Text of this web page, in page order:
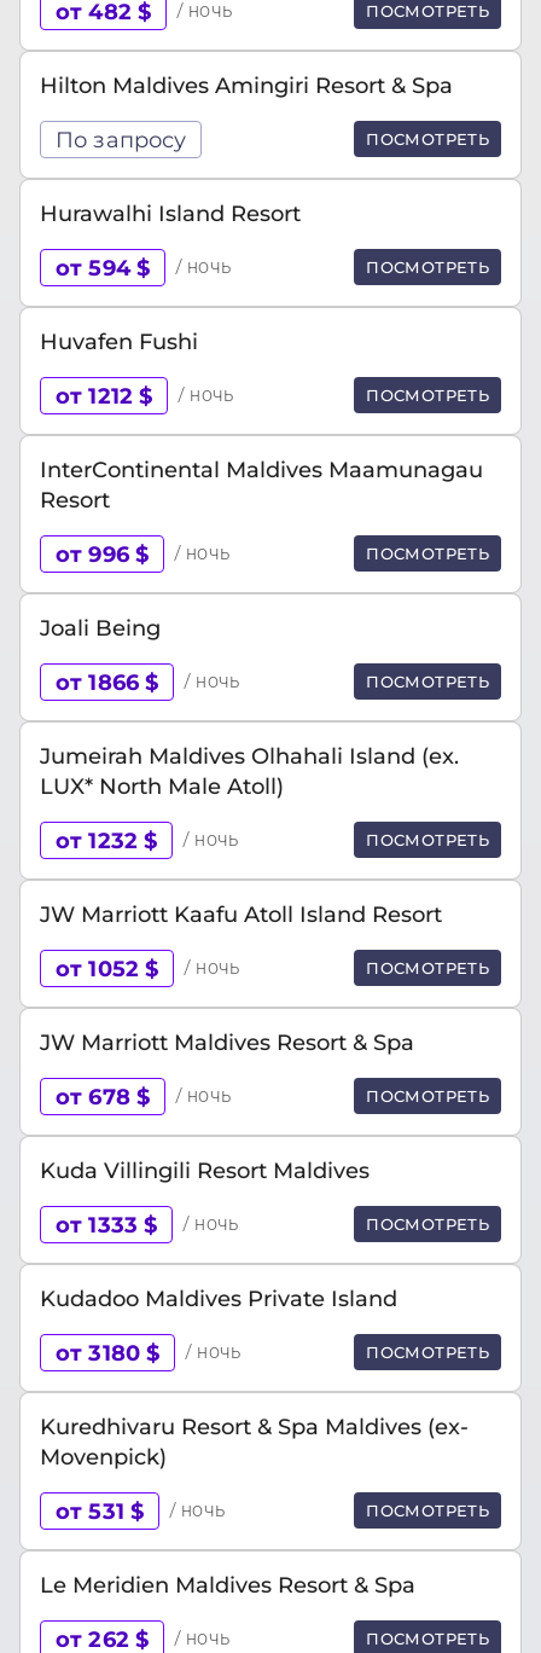
от 482 $ / ночь ПОСМОТРЕТЬ
Hilton Maldives Amingiri Resort & Spa
По запросу ПОСМОТРЕТЬ
Hurawalhi Island Resort
от 594 $ / ночь ПОСМОТРЕТЬ
Huvafen Fushi
от 1212 $ / ночь ПОСМОТРЕТЬ
InterContinental Maldives Maamunagau
Resort
от 996 $ / ночь ПОСМОТРЕТЬ
Joali Being
от 1866 $ / ночь ПОСМОТРЕТЬ
Jumeirah Maldives Olhahali Island (ex.
LUX* North Male Atoll)
от 1232 $ / ночь ПОСМОТРЕТЬ
JW Marriott Kaafu Atoll Island Resort
от 1052 $ / ночь ПОСМОТРЕТЬ
JW Marriott Maldives Resort & Spa
от 678 $ / ночь ПОСМОТРЕТЬ
Kuda Villingili Resort Maldives
от 1333 $ / ночь ПОСМОТРЕТЬ
Kudadoo Maldives Private Island
от 3180 $ / ночь ПОСМОТРЕТЬ
Kuredhivaru Resort & Spa Maldives (ex-
Movenpick)
от 531 $ / ночь ПОСМОТРЕТЬ
Le Meridien Maldives Resort & Spa
от 262 $ / ночь ПОСМОТРЕТЬ